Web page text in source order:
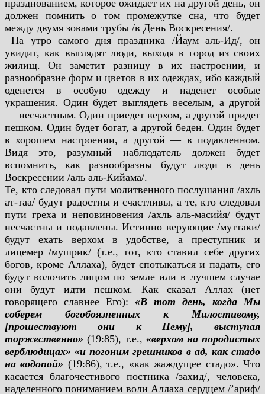
празднованием, которое ожидает их на другой день, он
должен помнить о том промежутке сна, что будет
между двумя зовами трубы /в День Воскресения/.
На утро самого дня праздника /Йаум аль-Ид/, он
увидит, как выглядят люди, выходя в город из своих
жилищ. Он заметит разницу в их настроении, и
разнообразие форм и цветов в их одеждах, ибо каждый
оденется в особую одежду и наденет особые
украшения. Один будет выглядеть веселым, а другой
— несчастным. Один приедет верхом, а другой придет
пешком. Один будет богат, а другой беден. Один будет
в хорошем настроении, а другой — в подавленном.
Видя это, разумный наблюдатель должен будет
вспомнить, как разнообразны будут люди в день
Воскресении /аль аль-Кийама/.
Те, кто следовал пути молитвенного послушания /ахль
ат-таа/ будут радостны и счастливы, а те, кто следовал
пути греха и неповиновения /ахль аль-масийя/ будут
несчастны и подавлены. Истинно верующие /муттаки/
будут ехать верхом в удобстве, а преступник и
лицемер /мушрик/ (т.е., тот, кто ставил себе других
богов, кроме Аллаха), будет спотыкаться и падать, его
будут волочить лицом по земле или в лучшем случае
они будут идти пешком. Как сказал Аллах (нет
говорящего славнее Его): «В тот день, когда Мы
соберем богобоязненных к Милостивому,
[прошествуют они к Нему], выступая
торжественно» (19:85), т.е., «верхом на породистых
верблюдицах» «и погоним грешников в ад, как стадо
на водопой» (19:86), т.е., «как жаждущее стадо». Что
касается благочестивого постника /захид/, человека,
наделенного пониманием воли Аллаха сердцем /’ариф/